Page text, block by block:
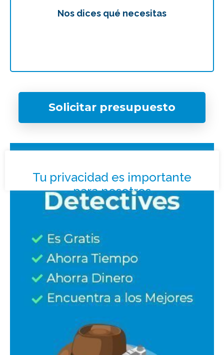
Nos dices qué necesitas
Solicitar presupuesto
¿Qué tipo de caso quieres investigar?